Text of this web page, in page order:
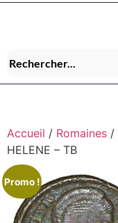
Accueil / Romaines /
HELENE – TB
Promo !